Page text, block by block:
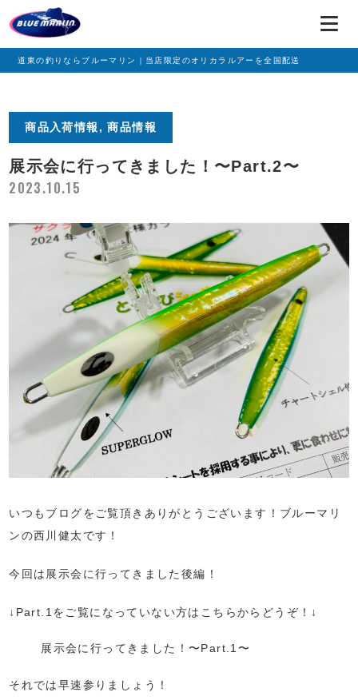
道東の釣りならブルーマリン｜当店限定のオリカラルアーを全国配送
商品入荷情報, 商品情報
展示会に行ってきました！〜Part.2〜
2023.10.15
いつもブログをご覧頂きありがとうございます！ブルーマリ
ンの西川健太です！
今回は展示会に行ってきました後編！
↓Part.1をご覧になっていない方はこちらからどうぞ！↓
展示会に行ってきました！〜Part.1〜
それでは早速参りましょう！